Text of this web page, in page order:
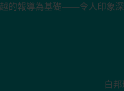
的報導為基礎——令人印象
白